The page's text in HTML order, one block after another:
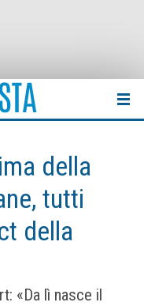
della
tutti
della
«Da lì nasce il